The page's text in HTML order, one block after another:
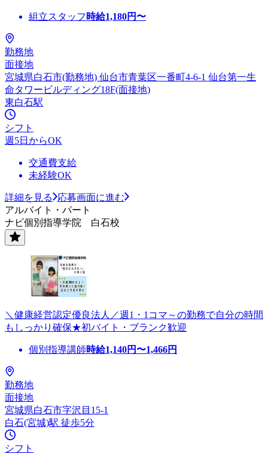
組立スタッフ 時給1,180円〜
勤務地
面接地
宮城県白石市(勤務地) 仙台市青葉区一番町4-6-1 仙台第一生
命タワービルディング18F(面接地)
東白石駅
シフト
週5日からOK
交通費支給
未経験OK
詳細を見る
応募画面に進む
アルバイト・パート
ナビ個別指導学院 白石校
＼健康経営認定優良法人／週1・1コマ～の勤務で自分の時間
もしっかり確保★初バイト・ブランク歓迎
個別指導講師時給1,140円〜1,466円
勤務地
面接地
宮城県白石市字沢目15-1
白石(宮城)駅 徒歩5分
シフト